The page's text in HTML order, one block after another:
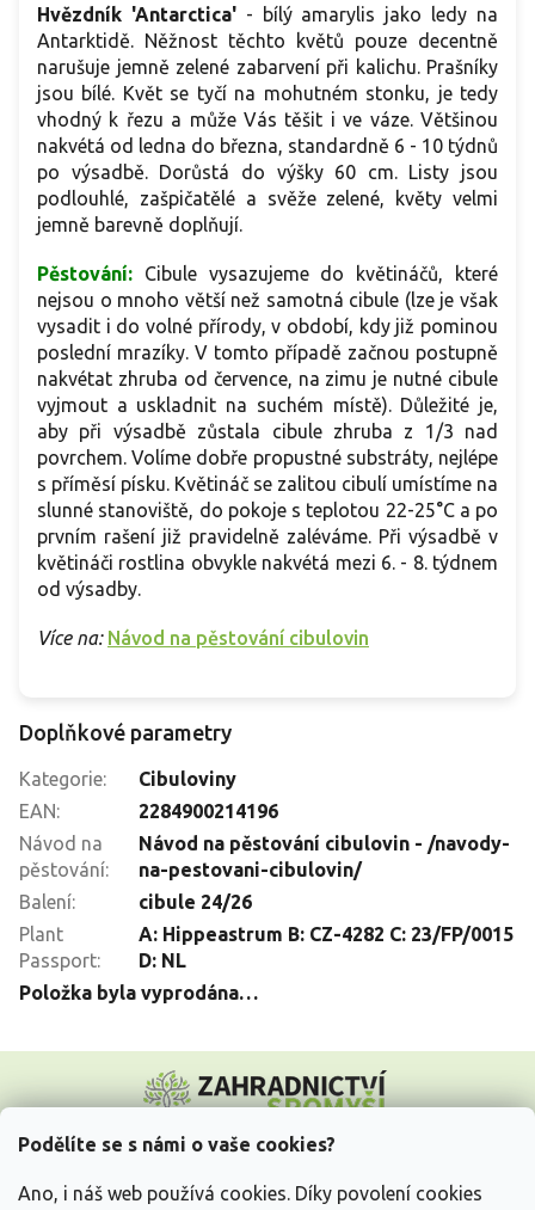
Podělíte se s námi o vaše cookies?
Ano, i náš web používá cookies. Díky povolení cookies
Hvězdník 'Antarctica'- bílý amarylis jako ledy na
Antarktidě. Něžnost těchto květů pouze decentně
narušuje jemně zelené zabarvení při kalichu. Prašníky
jsou bílé. Květ se tyčí na mohutném stonku, je tedy
vhodný k řezu a může Vás těšit i ve váze. Většinou
nakvétá od ledna do března, standardně 6 - 10 týdnů
po výsadbě. Dorůstá do výšky 60 cm. Listy jsou
podlouhlé, zašpičatělé a svěže zelené, květy velmi
jemně barevně doplňují.
Pěstování:
Cibule vysazujeme do květináčů, které
nejsou o mnoho větší než samotná cibule (lze je však
vysadit i do volné přírody, v období, kdy již pominou
poslední mrazíky. V tomto případě začnou postupně
nakvétat zhruba od července, na zimu je nutné cibule
vyjmout a uskladnit na suchém místě). Důležité je,
aby při výsadbě zůstala cibule zhruba z 1/3 nad
povrchem. Volíme dobře propustné substráty, nejlépe
s příměsí písku. Květináč se zalitou cibulí umístíme na
slunné stanoviště, do pokoje s teplotou 22-25°C a po
prvním rašení již pravidelně zaléváme. Při výsadbě v
květináči rostlina obvykle nakvétá mezi 6. - 8. týdnem
od výsadby.
Více na: Návod na pěstování cibulovin
Doplňkové parametry
Kategorie:
Cibuloviny
EAN:
2284900214196
Návod na
pěstování:
Návod na pěstování cibulovin - /navody-
na-pestovani-cibulovin/
Balení:
cibule 24/26
Plant
Passport:
A: Hippeastrum B: CZ-4282 C: 23/FP/0015
D: NL
Položka byla vyprodána…
p
Vše o nákupu